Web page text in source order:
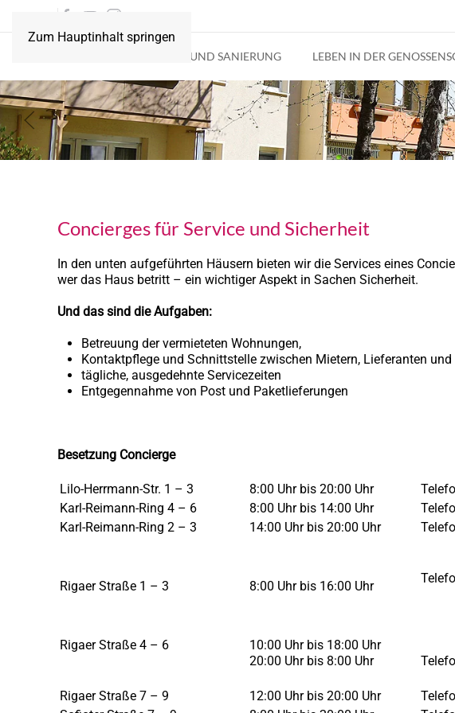
Zum Hauptinhalt springen
BAU UND SANIERUNG LEBEN IN DER
Concierges für Service und Sicherheit
In den unten aufgeführten Häusern bieten wir die Services eines
wer das Haus betritt – ein wichtiger Aspekt in Sachen Sicherheit.
Und das sind die Aufgaben:
Betreuung der vermieteten Wohnungen,
Kontaktpflege und Schnittstelle zwischen Mietern, Lieferanten
tägliche, ausgedehnte Servicezeiten
Entgegennahme von Post und Paketlieferungen
Besetzung Concierge
Lilo-Herrmann-Str. 1 – 3 8:00 Uhr bis 20:00 Uhr
Karl-Reimann-Ring 4 – 6
8:00 Uhr bis 14:00 Uhr
Karl-Reimann-Ring 2 – 3
14:00 Uhr bis 20:00 Uhr
Rigaer Straße 1 – 3 8:00 Uhr bis 16:00 Uhr
Rigaer Straße 4 – 6
10:00 Uhr bis 18:00 Uhr
20:00 Uhr bis 8:00 Uhr
Rigaer Straße 7 – 9 12:00 Uhr bis 20:00 Uhr